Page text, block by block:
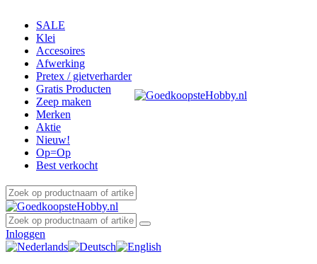
SALE
Klei
Accesoires
Afwerking
Pretex / gietverharder
Gratis Producten
Zeep maken
Merken
Aktie
Nieuw!
Op=Op
Best verkocht
Inloggen